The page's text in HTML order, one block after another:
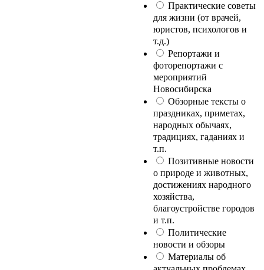
Практические советы
для жизни (от врачей,
юристов, психологов и
т.д.)
Репортажи и
фоторепортажи с
мероприятий
Новосибирска
Обзорные тексты о
праздниках, приметах,
народных обычаях,
традициях, гаданиях и
т.п.
Позитивные новости
о природе и животных,
достижениях народного
хозяйства,
благоустройстве городов
и т.п.
Политические
новости и обзоры
Материалы об